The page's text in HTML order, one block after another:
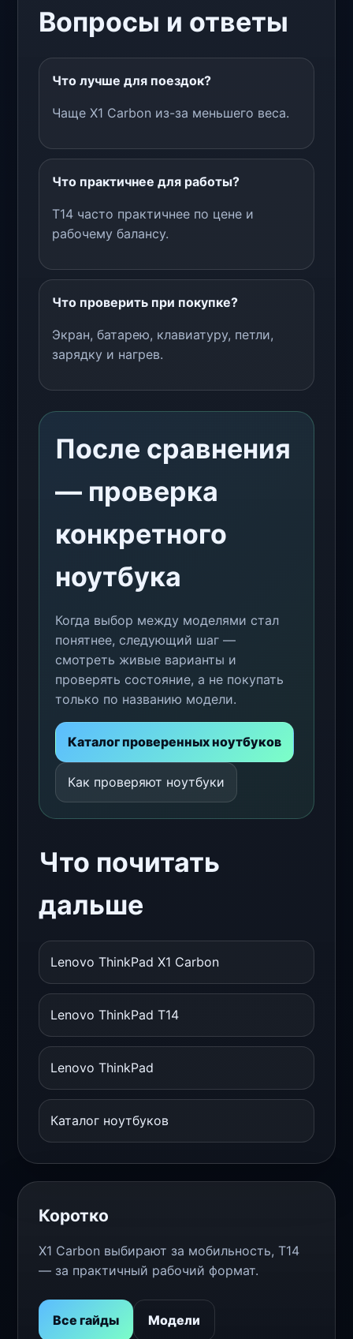
Вопросы и ответы
Что лучше для поездок?
Чаще X1 Carbon из-за меньшего веса.
Что практичнее для работы?
T14 часто практичнее по цене и
рабочему балансу.
Что проверить при покупке?
Экран, батарею, клавиатуру, петли,
зарядку и нагрев.
После сравнения
— проверка
конкретного
ноутбука
Когда выбор между моделями стал
понятнее, следующий шаг —
смотреть живые варианты и
проверять состояние, а не покупать
только по названию модели.
Каталог проверенных ноутбуков
Как проверяют ноутбуки
Что почитать
дальше
Lenovo ThinkPad X1 Carbon
Lenovo ThinkPad T14
Lenovo ThinkPad
Каталог ноутбуков
Коротко
X1 Carbon выбирают за мобильность, T14
— за практичный рабочий формат.
Все гайды Модели